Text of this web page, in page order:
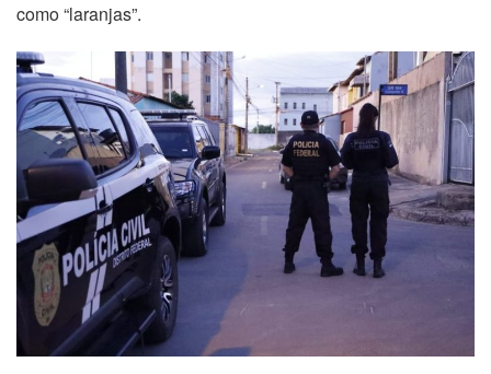
como “laranjas”.